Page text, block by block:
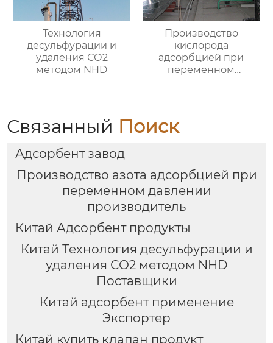
Технология
десульфурации и
удаления СО2
методом NHD
Производство
кислорода
адсорбцией при
переменном
Связанный Поиск
Адсорбент завод
Производство азота адсорбцией при
переменном давлении
производитель
Китай Адсорбент продукты
Китай Технология десульфурации и
удаления СО2 методом NHD
Поставщики
Китай адсорбент применение
Экспортер
Китай купить клапан продукт